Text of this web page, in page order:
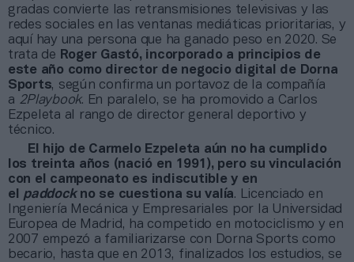
gradas convierte las retransmisiones televisivas y las
redes sociales en las ventanas mediáticas prioritarias, y
aquí hay una persona que ha ganado peso en 2020. Se
trata de Roger Gastó, incorporado a principios de
este año como director de negocio digital de Dorna
Sports, según confirma un portavoz de la compañía
a 2Playbook. En paralelo, se ha promovido a Carlos
Ezpeleta al rango de director general deportivo y
técnico.
El hijo de Carmelo Ezpeleta aún no ha cumplido
los treinta años (nació en 1991), pero su vinculación
con el campeonato es indiscutible y en
el paddockno se cuestiona su valía. Licenciado en
Ingeniería Mecánica y Empresariales por la Universidad
Europea de Madrid, ha competido en motociclismo y en
2007 empezó a familiarizarse con Dorna Sports como
becario, hasta que en 2013, finalizados los estudios, se